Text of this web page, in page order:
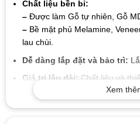
Chất liệu bền bỉ:
–Được làm Gỗ tự nhiên, Gỗ
–Bề mặt phủ Melamine,
lau chùi.
Dễ dàng lắp đặt và bảo trì:
Giá trị lâu dài: Chất liệu và
cao, giúp bạn tiết kiệm chi phí
mà không cần lo lắng về sự
Xem